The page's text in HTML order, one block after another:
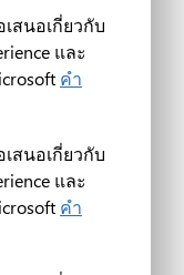
สนอเกี่ยวกับ
และ
คำ
สนอเกี่ยวกับ
และ
คำ